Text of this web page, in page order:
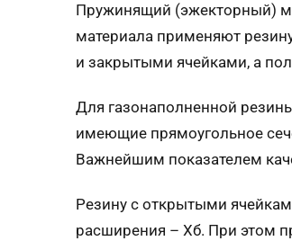
Пружинящий (эжекторный)
материала применяют
и закрытыми ячейками, а
Для газонаполненной
имеющие прямоугольное
Важнейшим показателем
Резину с открытыми
расширения – Xб. При этом